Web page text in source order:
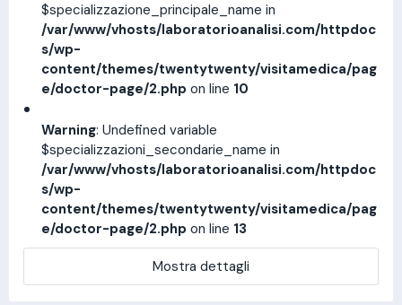
$specializzazione_principale_name in
/var/www/vhosts/laboratorioanalisi.com/httpdoc
s/wp-
content/themes/twentytwenty/visitamedica/pag
e/doctor-page/2.php on line 10
Warning: Undefined variable
$specializzazioni_secondarie_name in
/var/www/vhosts/laboratorioanalisi.com/httpdoc
s/wp-
content/themes/twentytwenty/visitamedica/pag
e/doctor-page/2.php on line 13
Mostra dettagli